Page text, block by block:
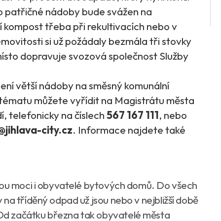
patřičné nádoby bude svážen na
třeba při rekultivacích nebo v
si už požádaly bezmála tři stovky
dopravuje svozová společnost Služby
větší nádoby na směsný komunální
můžete vyřídit na Magistrátu města
telefonicky na číslech567 167 111, nebo
city.cz. Informace najdete také
moci i obyvatelé bytových domů. Do všech
tříděný odpad už jsou nebo v nejbližší době
začátku března tak obyvatelé města